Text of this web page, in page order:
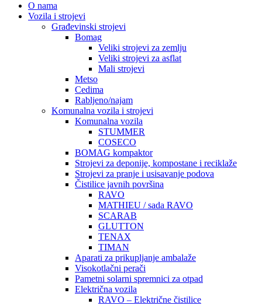
O nama
Vozila i strojevi
Građevinski strojevi
Bomag
Veliki strojevi za zemlju
Veliki strojevi za asflat
Mali strojevi
Metso
Cedima
Rabljeno/najam
Komunalna vozila i strojevi
Komunalna vozila
STUMMER
COSECO
BOMAG kompaktor
Strojevi za deponije, kompostane i reciklaže
Strojevi za pranje i usisavanje podova
Čistilice javnih površina
RAVO
MATHIEU / sada RAVO
SCARAB
GLUTTON
TENAX
TIMAN
Aparati za prikupljanje ambalaže
Visokotlačni perači
Pametni solarni spremnici za otpad
Električna vozila
RAVO – Električne čistilice